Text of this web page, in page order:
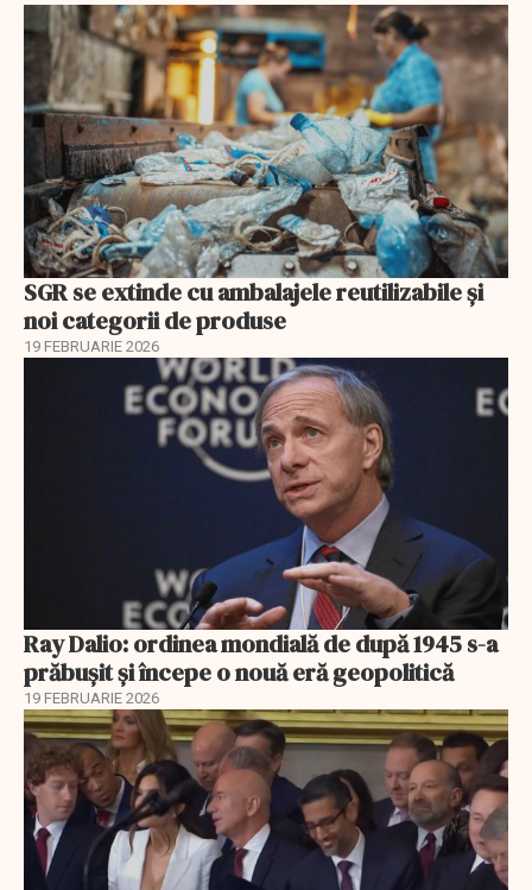
SGR se extinde cu ambalajele reutilizabile și
noi categorii de produse
19 FEBRUARIE 2026
Ray Dalio: ordinea mondială de după 1945 s-a
prăbușit și începe o nouă eră geopolitică
19 FEBRUARIE 2026